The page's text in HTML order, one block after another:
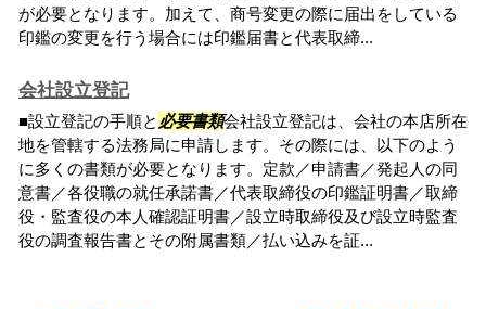
が必要となります。加えて、商号変更の際に届出をしている
印鑑の変更を行う場合には印鑑届書と代表取締...
会社設立登記
■設立登記の手順と 必要書類会社設立登記は、会社の本店所在
地を管轄する法務局に申請します。その際には、以下のよう
に多くの書類が必要となります。定款／申請書／発起人の同
意書／各役職の就任承諾書／代表取締役の印鑑証明書／取締
役・監査役の本人確認証明書／設立時取締役及び設立時監査
役の調査報告書とその附属書類／払い込みを証...